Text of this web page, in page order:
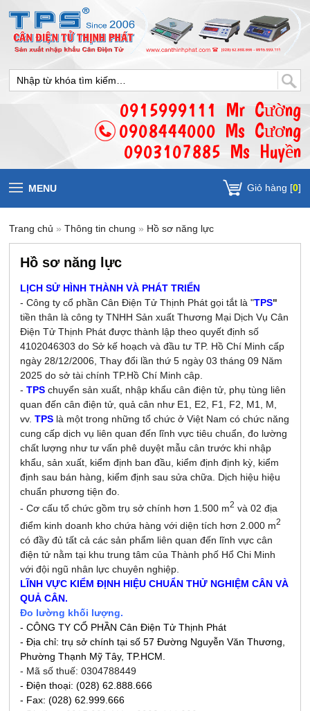
0915999111 Mr Cường
0908444000 Ms Cương
0903107885 Ms Huyền
MENU Giỏ hàng [0]
Trang chủ »Thông tin chung » Hồ sơ năng lực
Hồ sơ năng lực
LỊCH SỬ HÌNH THÀNH VÀ PHÁT TRIỂN
- Công ty cổ phần Cân Điện Tử Thịnh Phát gọi tắt là "TPS"
tiền thân là công ty TNHH Sản xuất Thương Mại Dịch Vụ Cân
Điện Tử Thịnh Phát được thành lập theo quyết định số
4102046303 do Sở kế hoạch và đầu tư TP. Hồ Chí Minh cấp
ngày 28/12/2006, Thay đổi lần thứ 5 ngày 03 tháng 09 Năm
2025 do sở tài chính TP.Hồ Chí Minh câp.
-TPS chuyển sản xuất, nhập khẩu cân điện tử, phụ tùng liên
quan đến cân điện tử, quả cân như E1, E2, F1, F2, M1, M,
vv.TPS là một trong những tổ chức ở Việt Nam có chức năng
cung cấp dịch vụ liên quan đến lĩnh vực tiêu chuẩn, đo lường
chất lượng như tư vấn phê duyệt mẫu cân trước khi nhập
khẩu, sản xuất, kiểm định ban đầu, kiểm định định kỳ, kiểm
định sau bán hàng, kiểm định sau sửa chữa. Dịch hiệu hiệu
chuẩn phương tiện đo.
- Cơ cấu tổ chức gồm trụ sở chính hơn 1.500 m2 và 02 địa
điểm kinh doanh kho chứa hàng với diện tích hơn 2.000 m2
có đầy đủ tất cả các sản phẩm liên quan đến lĩnh vực cân
điện tử nằm tại khu trung tâm của Thành phố Hổ Chi Minh
với đội ngũ nhân lực chuyên nghiệp.
LĨNH VỰC KIỂM ĐỊNH HIỆU CHUẨN THỬ NGHIỆM CÂN VÀ
QUẢ CÂN.
Đo lường khối lượng.
- CÔNG TY CỔ PHẦN Cân Điện Tử Thịnh Phát
- Địa chỉ: trụ sở chính tại số 57 Đường Nguyễn Văn Thương,
Phường Thạnh Mỹ Tây, TP.HCM.
- Mã số thuế: 0304788449
- Điện thoại: (028) 62.888.666
- Fax: (028) 62.999.666